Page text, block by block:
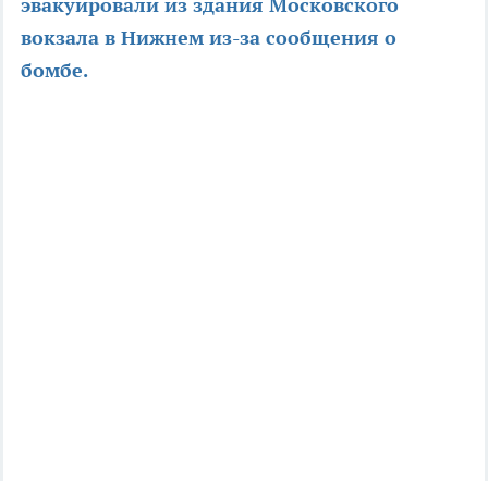
эвакуировали из здания Московского
вокзала в Нижнем из-за сообщения о
бомбе.